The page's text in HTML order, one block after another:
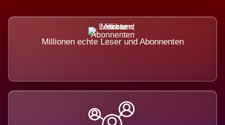
Millionen echte Leser und Abonnenten